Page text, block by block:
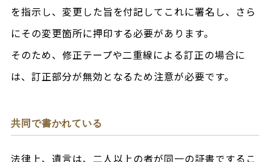
を指示し、変更した旨を付記してこれに署名し、さら
にその変更箇所に押印する必要があります。
そのため、修正テープや二重線による訂正の場合に
は、訂正部分が無効となるため注意が必要です。
共同で書かれている
法律上、遺言は、二人以上の者が同一の証書でするこ